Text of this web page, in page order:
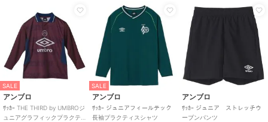
SALE
アンブロ
ｻｯｶｰ THE THIRD by UMBROジ
ュニアグラフィックプラクテ
SALE
アンブロ
ｻｯｶｰ ジュニアフィールテック
長袖プラクティスシャツ
アンブロ
ｻｯｶｰ ジュニア ストレッチウ
ーブンパンツ